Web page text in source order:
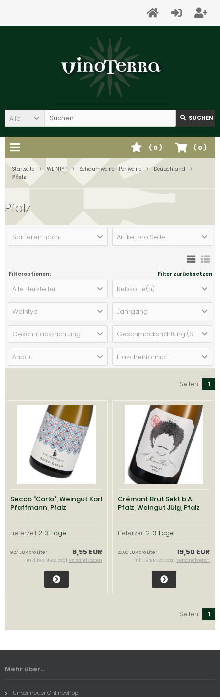
Alle SUCHEN
( 0)
( 0)
Startseite WEINTYP Schaumweine - Perlweine
Deutschland
Pfalz
Pfalz
Sortieren nach ... Artikel pro Seite
Filteroptionen: Filter zurücksetzen
Alle Hersteller Rebsorte(n)
Weintyp Jahrgang
Geschmacksrichtung Geschmacksrichtung (Schaumwein)
Anbau Flaschenformat
Seiten: 1
Secco "Carlo", Weingut Karl
Pfaffmann, Pfalz
Lieferzeit:2-3 Tage
6,95 EUR
9,27 EUR pro Liter
inkl. 19 % MwSt. zzgl.Versandkosten
Crémant Brut Sekt b.A.
Pfalz, Weingut Jülg, Pfalz
Lieferzeit:2-3 Tage
19,50 EUR
26,00 EUR pro Liter
inkl. 19 % MwSt. zzgl.Versandkosten
Seiten: 1
Mehr über...
Unser neuer Onlineshop